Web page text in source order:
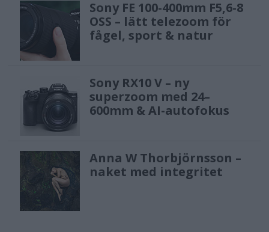
Sony FE 100-400mm F5,6-8
OSS – lätt telezoom för
fågel, sport & natur
Sony RX10 V – ny
superzoom med 24–
600mm & AI-autofokus
Anna W Thorbjörnsson –
naket med integritet